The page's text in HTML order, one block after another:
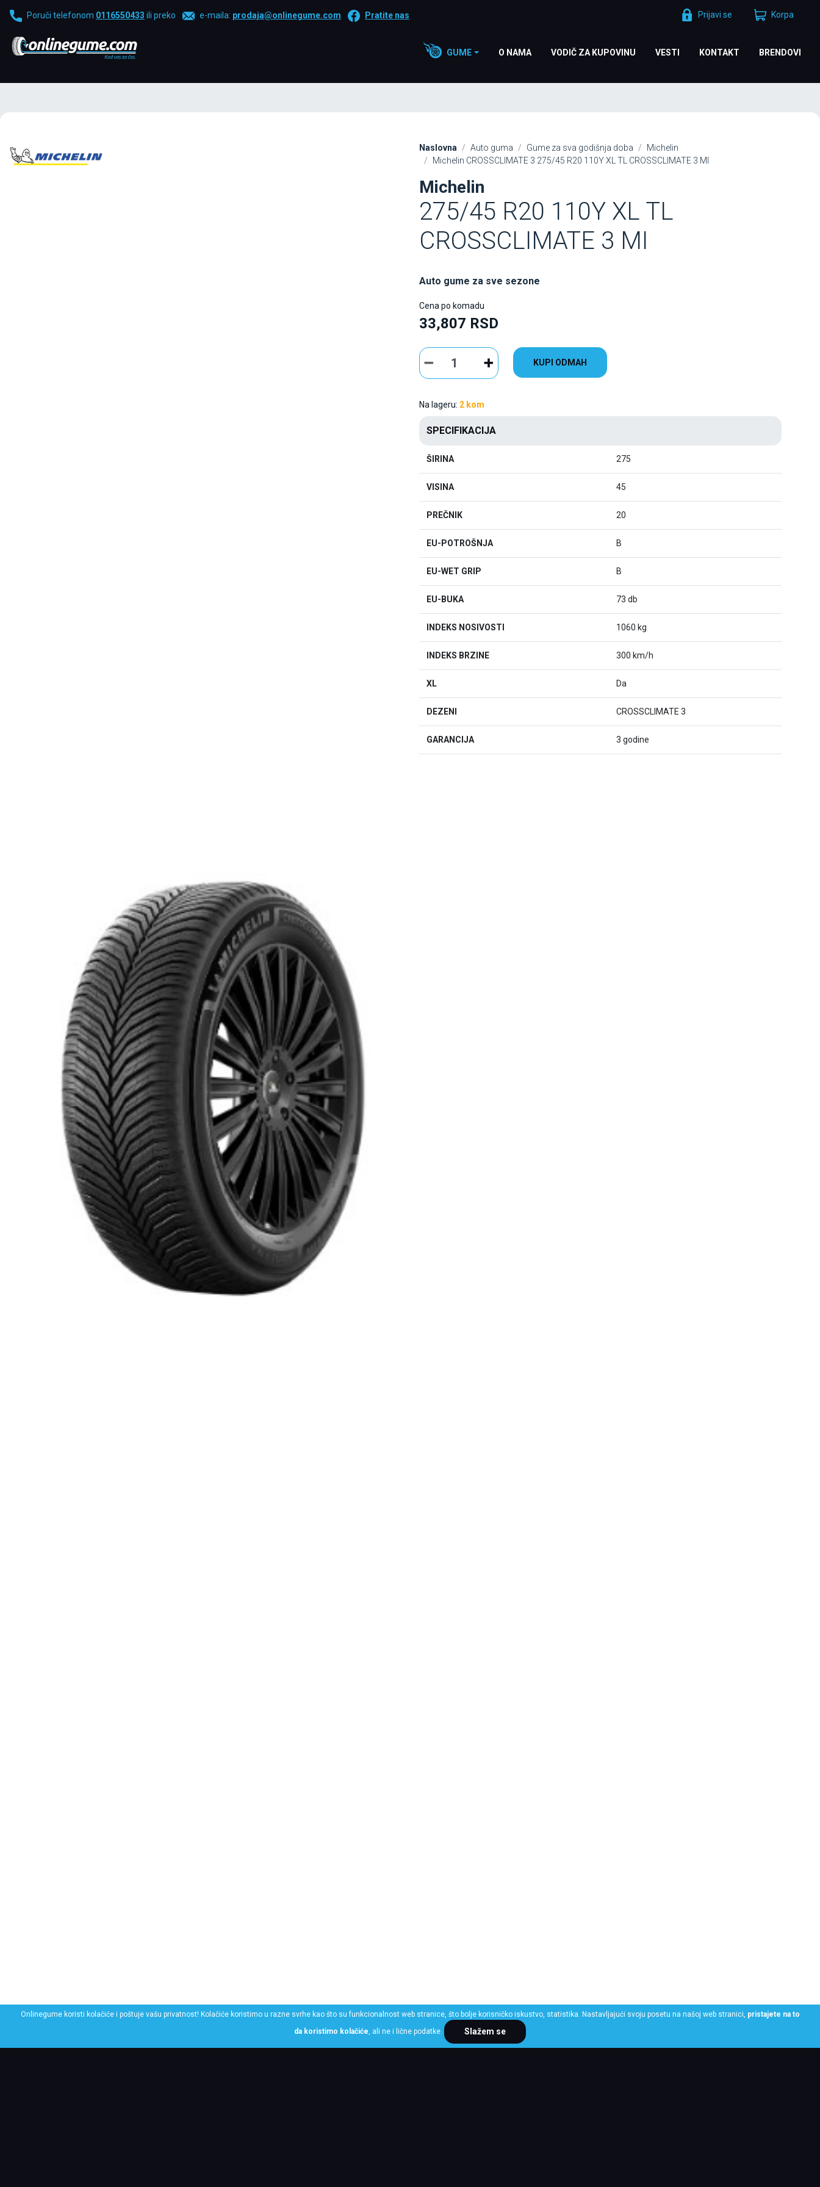
Poruči telefonom 0116550433 ili preko e-maila: prodaja@onlinegume.com Pratite nas Prijavi se Korpa
GUME O NAMA VODIČ ZA KUPOVINU VESTI KONTAKT BRENDOVI
Naslovna Auto guma Gume za sva godišnja doba
Michelin
Michelin CROSSCLIMATE 3 275/45 R20 110Y XL TL CROSSCLIMATE 3 MI
Michelin
275/45 R20 110Y XL TL
CROSSCLIMATE 3 MI
Auto gume za sve sezone
Cena po komadu
33,807 RSD
KUPI ODMAH
Na lageru: 2 kom
SPECIFIKACIJA
ŠIRINA 275
VISINA 45
PREČNIK 20
EU-POTROŠNJA B
EU-WET GRIP B
EU-BUKA 73 db
INDEKS NOSIVOSTI 1060 kg
INDEKS BRZINE 300 km/h
XL Da
DEZENI CROSSCLIMATE 3
GARANCIJA 3 godine
Onlinegume koristi kolačiće i poštuje vašu privatnost! Kolačiće koristimo u razne svrhe kao što su funkcionalnost web stranice, što bolje korisničko iskustvo, statistika. Nastavljajući svoju posetu na našoj web stranici, pristajete na to
da koristimo kolačiće , ali ne i lične podatke. Slažem se